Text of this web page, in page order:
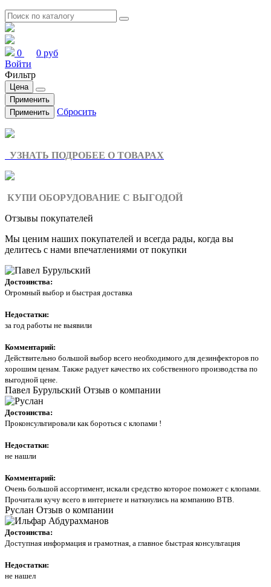
0
0 руб
Войти
Фильтр
Цена
Применить
Применить
Сбросить
УЗНАТЬ ПОДРОБЕЕ О ТОВАРАХ
КУПИ ОБОРУДОВАНИЕ С ВЫГОДОЙ
Отзывы покупателей
Мы ценим наших покупателей и всегда рады, когда вы
делитесь с нами впечатлениями от покупки
Достоинства:
Огромный выбор и быстрая доставка
Недостатки:
за год работы не выявили
Комментарий:
Действительно большой выбор всего необходимого для дезинфекторов по
хорошим ценам. Также радует качество их собственного производства по
выгодной цене.
Павел Бурульский Отзыв о компании
Достоинства:
Проконсультировали как бороться с клопами !
Недостатки:
не нашли
Комментарий:
Очень большой ассортимент, искали средство которое поможет с клопами.
Прочитали кучу всего в интернете и наткнулись на компанию ВТВ.
Руслан Отзыв о компании
Достоинства:
Доступная информация и грамотная, а главное быстрая консультация
Недостатки:
не нашел